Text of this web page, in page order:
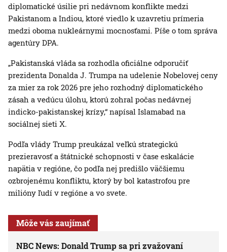
diplomatické úsilie pri nedávnom konflikte medzi
Pakistanom a Indiou, ktoré viedlo k uzavretiu prímeria
medzi oboma nukleárnymi mocnosťami. Píše o tom správa
agentúry DPA.
„Pakistanská vláda sa rozhodla oficiálne odporučiť
prezidenta Donalda J. Trumpa na udelenie Nobelovej ceny
za mier za rok 2026 pre jeho rozhodný diplomatického
zásah a vedúcu úlohu, ktorú zohral počas nedávnej
indicko-pakistanskej krízy,“ napísal Islamabad na
sociálnej sieti X.
Podľa vlády Trump preukázal veľkú strategickú
prezieravosť a štátnické schopnosti v čase eskalácie
napätia v regióne, čo podľa nej predišlo väčšiemu
ozbrojenému konfliktu, ktorý by bol katastrofou pre
milióny ľudí v regióne a vo svete.
Môže vás zaujímať
NBC News: Donald Trump sa pri zvažovaní